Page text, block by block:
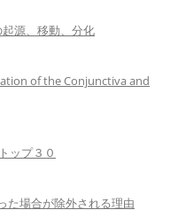
源、移動、分化
of the Conjunctiva and
ップ３０
た場合が除外される理由